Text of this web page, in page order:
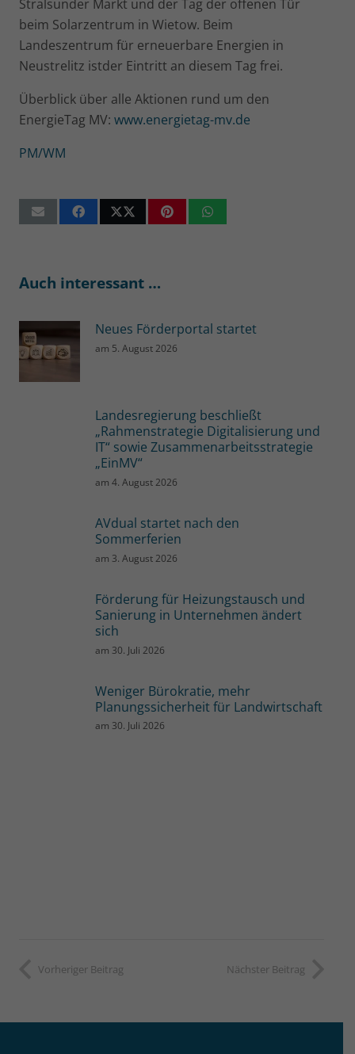
Stralsunder Markt und der Tag der offenen Tür
beim Solarzentrum in Wietow. Beim
Landeszentrum für erneuerbare Energien in
Neustrelitz istder Eintritt an diesem Tag frei.
Überblick über alle Aktionen rund um den
EnergieTag MV: www.energietag-mv.de
PM/WM
Auch interessant …
Neues Förderportal startet
am 5. August 2026
Landesregierung beschließt
„Rahmenstrategie Digitalisierung und
IT“ sowie Zusammenarbeitsstrategie
„EinMV“
am4. August 2026
AVdual startet nach den
Sommerferien
am 3. August 2026
Förderung für Heizungstausch und
Sanierung in Unternehmen ändert
sich
am 30. Juli 2026
Weniger Bürokratie, mehr
Planungssicherheit für Landwirtschaft
am 30. Juli 2026
Vorheriger Beitrag Nächster Beitrag